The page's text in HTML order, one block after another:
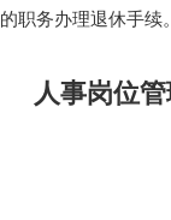
职务办理退休手续
人事岗位